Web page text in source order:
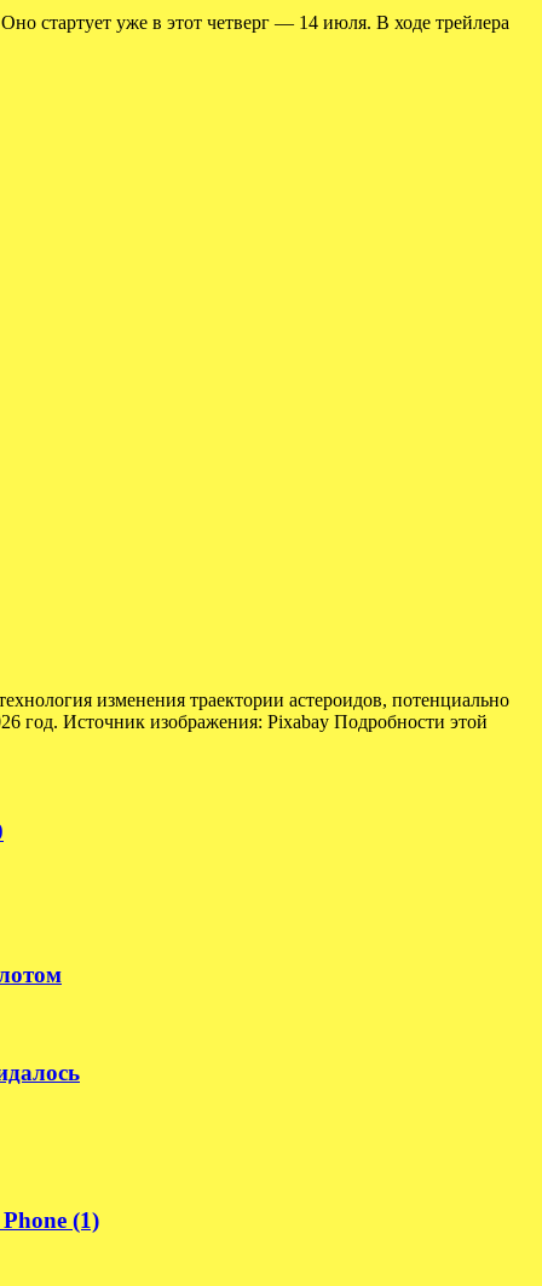
стартует уже в этот четверг — 14 июля. В ходе трейлера
изменения траектории астероидов, потенциально
год. Источник изображения: Pixabay Подробности этой
(1)